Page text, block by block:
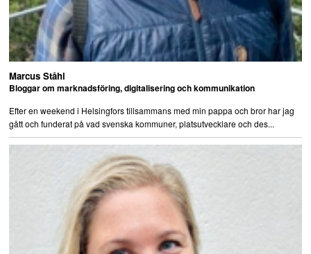
Marcus Ståhl
Bloggar om marknadsföring, digitalisering och kommunikation
Efter en weekend i Helsingfors tillsammans med min pappa och bror har jag
gått och funderat på vad svenska kommuner, platsutvecklare och des...